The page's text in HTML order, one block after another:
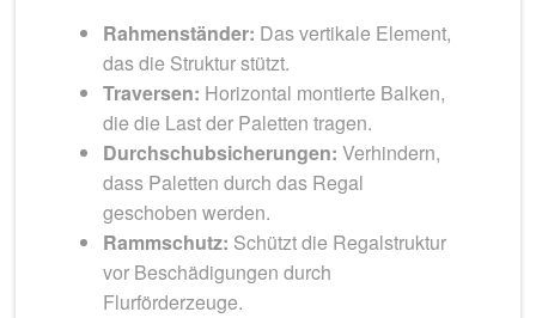
Rahmenständer: Das vertikale Element,
das die Struktur stützt.
Traversen: Horizontal montierte Balken,
die die Last der Paletten tragen.
Durchschubsicherungen: Verhindern,
dass Paletten durch das Regal
geschoben werden.
Rammschutz: Schützt die Regalstruktur
vor Beschädigungen durch
Flurförderzeuge.